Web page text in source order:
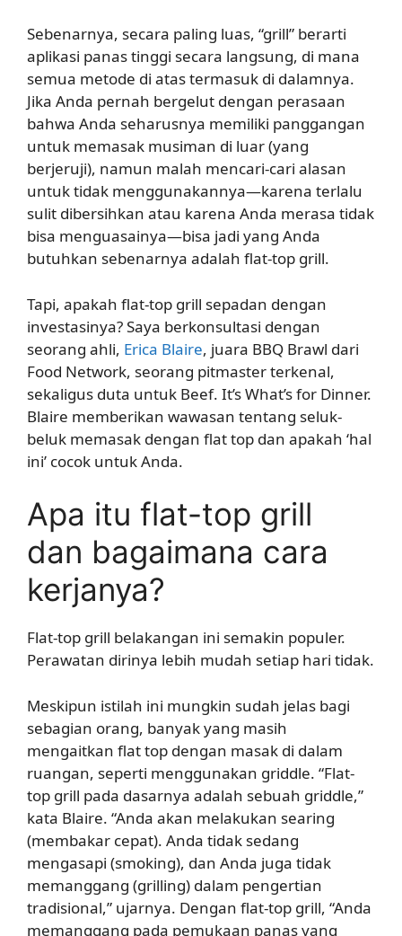
Sebenarnya, secara paling luas, “grill” berarti
aplikasi panas tinggi secara langsung, di mana
semua metode di atas termasuk di dalamnya.
Jika Anda pernah bergelut dengan perasaan
bahwa Anda seharusnya memiliki panggangan
untuk memasak musiman di luar (yang
berjeruji), namun malah mencari-cari alasan
untuk tidak menggunakannya—karena terlalu
sulit dibersihkan atau karena Anda merasa tidak
bisa menguasainya—bisa jadi yang Anda
butuhkan sebenarnya adalah flat-top grill.
Tapi, apakah flat-top grill sepadan dengan
investasinya? Saya berkonsultasi dengan
seorang ahli, Erica Blaire, juara BBQ Brawl dari
Food Network, seorang pitmaster terkenal,
sekaligus duta untuk Beef. It’s What’s for Dinner.
Blaire memberikan wawasan tentang seluk-
beluk memasak dengan flat top dan apakah ‘hal
ini’ cocok untuk Anda.
Apa itu flat-top grill
dan bagaimana cara
kerjanya?
Flat-top grill belakangan ini semakin populer.
Perawatan dirinya lebih mudah setiap hari tidak.
Meskipun istilah ini mungkin sudah jelas bagi
sebagian orang, banyak yang masih
mengaitkan flat top dengan masak di dalam
ruangan, seperti menggunakan griddle. “Flat-
top grill pada dasarnya adalah sebuah griddle,”
kata Blaire. “Anda akan melakukan searing
(membakar cepat). Anda tidak sedang
mengasapi (smoking), dan Anda juga tidak
memanggang (grilling) dalam pengertian
tradisional,” ujarnya. Dengan flat-top grill, “Anda
memanggang pada pemukaan panas yang